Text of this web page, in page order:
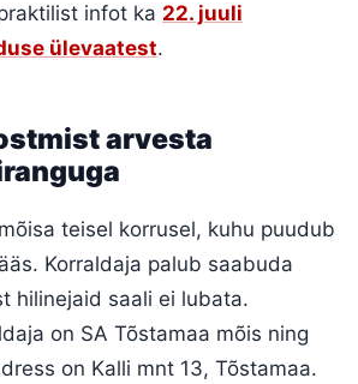
infot ka 22. juuli
ülevaatest.
arvesta
teisel korrusel, kuhu puudub
Korraldaja palub saabuda
hilinejaid saali ei lubata.
on SA Tõstamaa mõis ning
on Kalli mnt 13, Tõstamaa.